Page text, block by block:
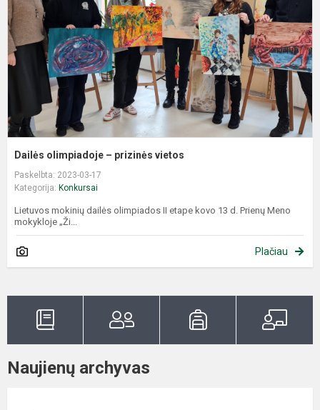
Dailės olimpiadoje – prizinės vietos
Paskelbta: 2023-03-17
Kategorija: Konkursai
Lietuvos mokinių dailės olimpiados II etape kovo 13 d. Prienų Meno
mokykloje „Ži...
Plačiau
Naujienų archyvas